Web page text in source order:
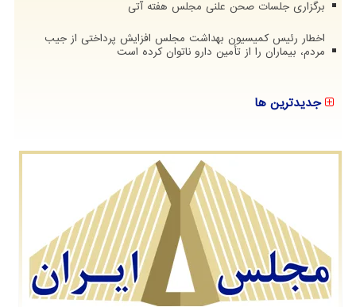
برگزاری جلسات صحن علنی مجلس هفته آتی
اخطار رئیس کمیسیون بهداشت مجلس افزایش پرداختی از جیب
مردم، بیماران را از تأمین دارو ناتوان کرده است
جدیدترین ها